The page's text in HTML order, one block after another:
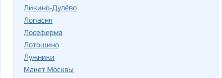
Ликино-Дулёво
Лопасня
Лосеферма
Лотошино
Лужники
Макет Москвы